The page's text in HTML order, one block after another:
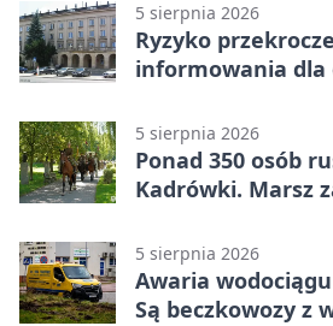
5 sierpnia 2026
Ryzyko
informowania dla
5 sierpnia 2026
Ponad 350 osób
Kadrówki. Marsz
5 sierpnia 2026
Awaria
Są beczkowozy z